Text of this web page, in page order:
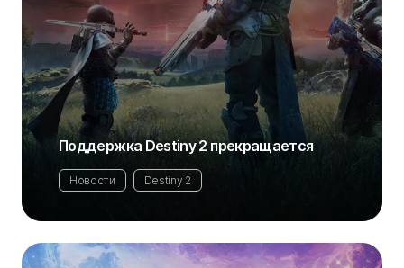
Поддержка Destiny 2 прекращается
Новости Destiny 2